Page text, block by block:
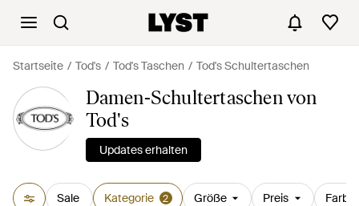
Startseite Tod's Tod's Taschen Tod's Schultertaschen
Damen-Schultertaschen von
Tod's
Updates erhalten
Sale Kategorie 2 Größe Preis Farbe